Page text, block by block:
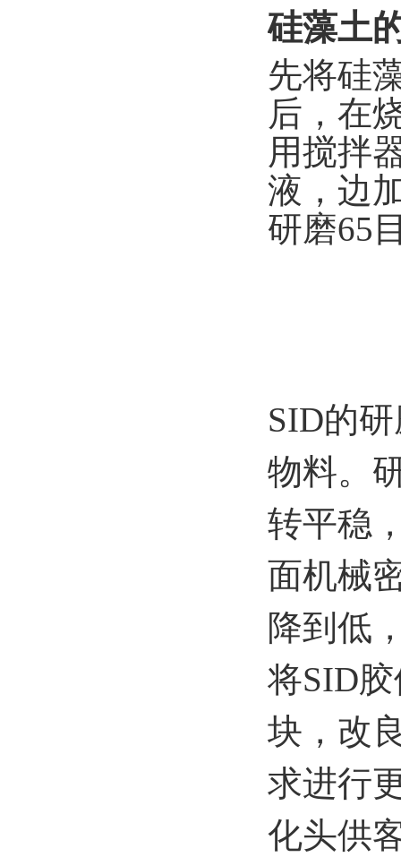
硅藻土
先将硅
后，在
用搅拌
液，边
研磨65
SID的
物料。
转平稳
面机械
降到低
将SID
块，改
求进行
化头供